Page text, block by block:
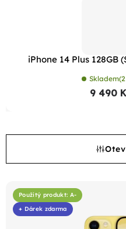
iPhone 14 Plus 128GB
Skladem
9 490
ý
p
Použitý produkt: A-
+ Dárek zdarma